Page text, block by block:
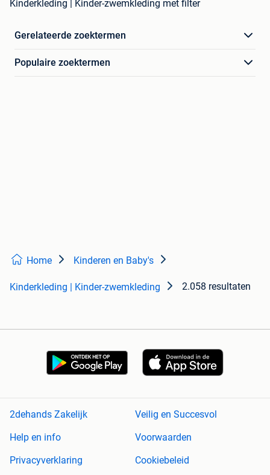
Kinderkleding | Kinder-zwemkleding met filter
Gerelateerde zoektermen
Populaire zoektermen
Home Kinderen en Baby's
Kinderkleding | Kinder-zwemkleding 2.058 resultaten
2dehands Zakelijk
Veilig en Succesvol
Help en info
Voorwaarden
Privacyverklaring
Cookiebeleid